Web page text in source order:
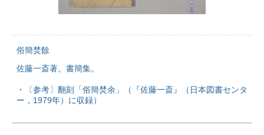
俗簡焚餘
佐藤一斎著。書簡集。
・〔参考〕翻刻「俗簡焚余」（『佐藤一斎』（日本図書センタ
ー，1979年）に収録）